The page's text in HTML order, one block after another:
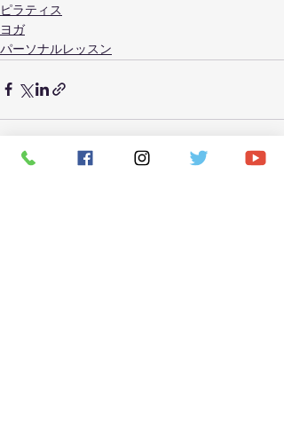
ピラティス
ヨガ
パーソナルレッスン